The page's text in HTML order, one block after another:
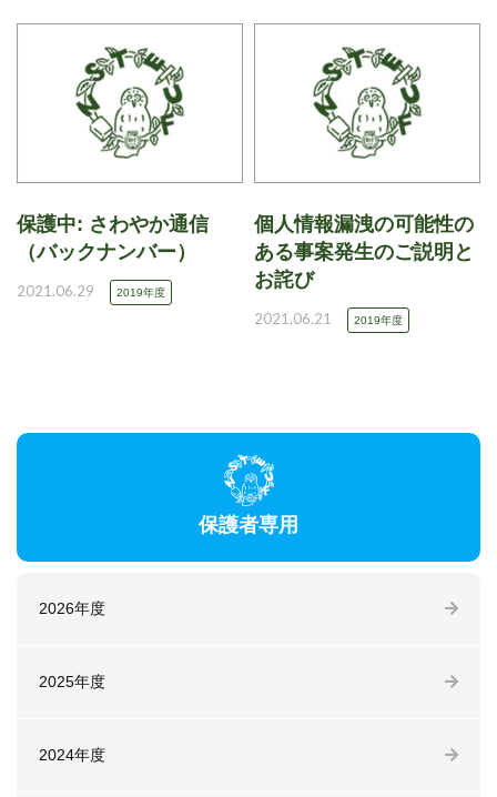
保護中: さわやか通信
（バックナンバー）
2021.06.29 2019年度
個人情報漏洩の可能性の
ある事案発生のご説明と
お詫び
2021.06.21 2019年度
保護者専用
2026年度
2025年度
2024年度